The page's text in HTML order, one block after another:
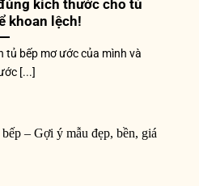
kích thước cho tủ
khoan lệch!
tủ bếp mơ ước của mình và
[...]